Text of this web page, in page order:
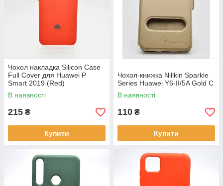
Чохол накладка Silicon Case
Full Cover для Huawei P
Smart 2019 (Red)
В наявності
215 ₴
Купити
Чохол-книжка Nillkin Sparkle
Series Huawei Y6-II/5A Gold C
В наявності
110 ₴
Купити